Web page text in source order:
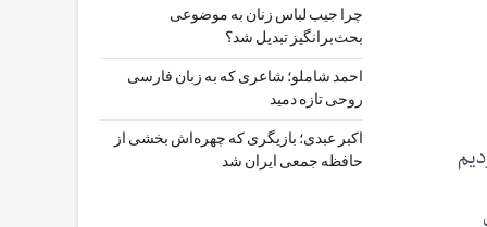
چرا جیب‌ لباس زنان به موضوعی
بحث‌برانگیز تبدیل شد؟
احمد شاملو؛ شاعری که به زبان فارسی
روحی تازه دمید
اکبر عبدی؛ بازیگری که چهره‌اش بخشی از
حافظه جمعی ایران شد